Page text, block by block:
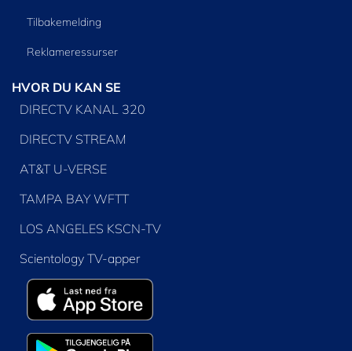
Tilbakemelding
Reklameressurser
HVOR DU KAN SE
DIRECTV KANAL 320
DIRECTV STREAM
AT&T U-VERSE
TAMPA BAY WFTT
LOS ANGELES KSCN-TV
Scientology TV-apper